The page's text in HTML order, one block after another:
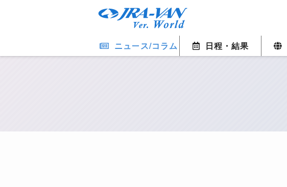
ニュース/コラム 日程・結果